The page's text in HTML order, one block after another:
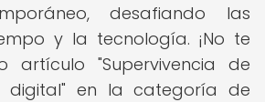
desafiando las
y la tecnología. ¡No te
artículo "Supervivencia de
digital" en la categoría de